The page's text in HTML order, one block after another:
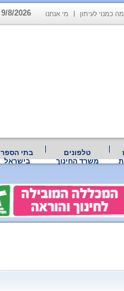
כמנוי לעיתון מי אנחנו 9/8/2026
טלפונים
משרד החינוך
בתי הספר
בישראל